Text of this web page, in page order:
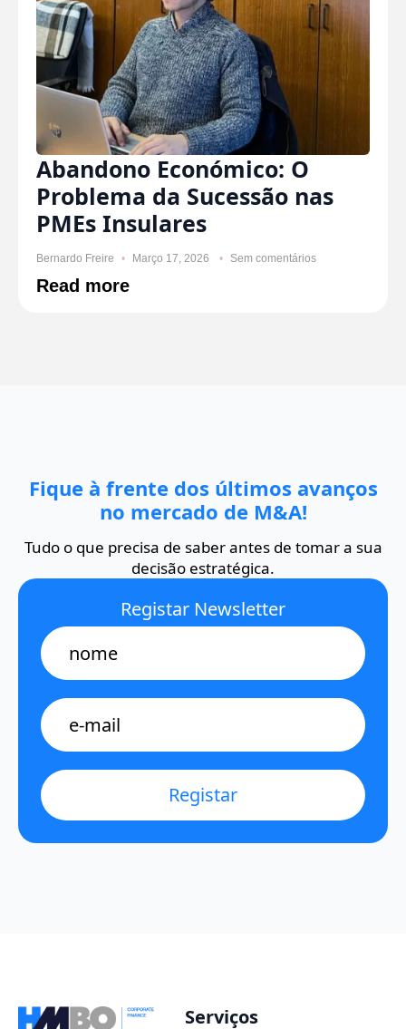
Abandono Económico: O
Problema da Sucessão nas
PMEs Insulares
Bernardo Freire Março 17, 2026 Sem comentários
Read more
Fique à frente dos últimos avanços
no mercado de M&A!
Tudo o que precisa de saber antes de tomar a sua
decisão estratégica.
Registar Newsletter
Name
E-
mail
*
Registar
Serviços